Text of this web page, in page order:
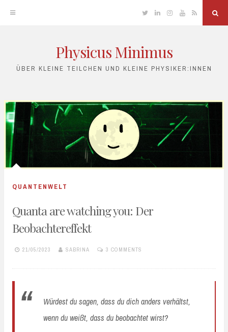
TwitterLinkedinInstagram
YouTube
RSS
Physicus Minimus
ÜBER KLEINE TEILCHEN UND KLEINE PHYSIKER:INNEN
QUANTENWELT
Quanta are watching you: Der
Beobachtereffekt
21/05/2023 SABRINA 3 COMMENTS
Würdest du sagen, dass du dich anders verhältst,
wenn du weißt, dass du beobachtet wirst?